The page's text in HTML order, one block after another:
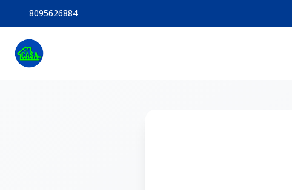
8095626884